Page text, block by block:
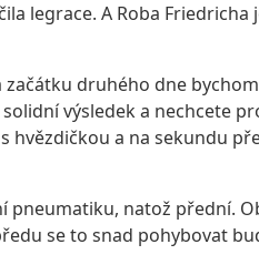
legrace. A Roba Friedricha
druhého dne
výsledek a nechcete
a na sekundu
pneumatiku, natož přední.
se to snad pohybovat